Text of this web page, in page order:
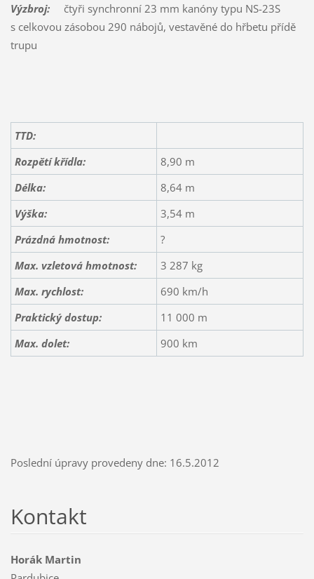
Výzbroj:čtyři synchronní 23 mm kanóny typu NS-23S
s celkovou zásobou 290 nábojů, vestavěné do hřbetu přídě
trupu
TTD:
Rozpětí křídla:
8,90 m
Délka:
8,64 m
Výška:
3,54 m
Prázdná hmotnost:
?
Max. vzletová hmotnost:
3 287 kg
Max. rychlost:
690 km/h
Praktický dostup:
11 000 m
Max. dolet:
900 km
Poslední úpravy provedeny dne: 16.5.2012
Kontakt
Horák Martin